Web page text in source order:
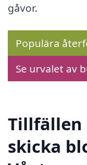
gåvor.
Populära
Se urvalet av
Tillfällen
skicka